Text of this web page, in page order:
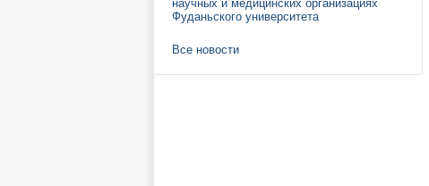
научных и медицинских организациях
Фуданьского университета
Все новости